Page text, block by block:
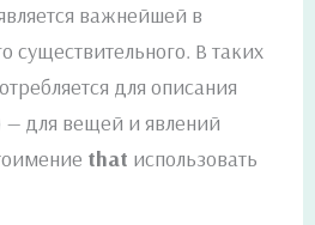
важнейшей в
существительного. В таких
для описания
— для вещей и явлений
that использовать